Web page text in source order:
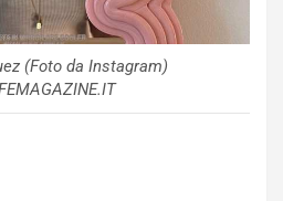
(Foto da Instagram)